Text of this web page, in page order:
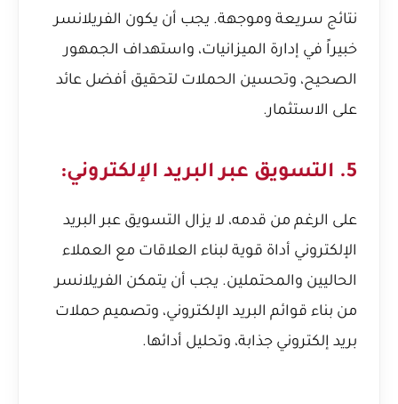
نتائج سريعة وموجهة. يجب أن يكون الفريلانسر
خبيراً في إدارة الميزانيات، واستهداف الجمهور
الصحيح، وتحسين الحملات لتحقيق أفضل عائد
على الاستثمار.
5. التسويق عبر البريد الإلكتروني:
على الرغم من قدمه، لا يزال التسويق عبر البريد
الإلكتروني أداة قوية لبناء العلاقات مع العملاء
الحاليين والمحتملين. يجب أن يتمكن الفريلانسر
من بناء قوائم البريد الإلكتروني، وتصميم حملات
بريد إلكتروني جذابة، وتحليل أدائها.